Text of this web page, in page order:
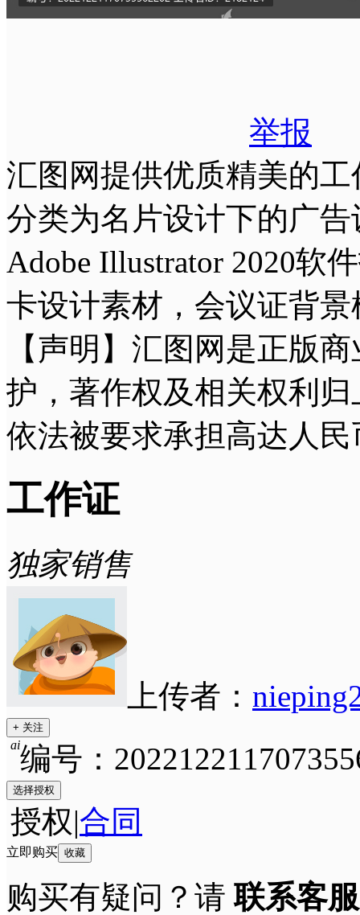
举报
汇图网提供优质精美的
分类为名片设计下的广
Adobe Illustrator 2020软
卡设计素材，会议证背
【声明】汇图网是正版
护，著作权及相关权利
依法被要求承担高达人
工作证
独家销售
上传者：
+ 关注
编号：
ai
选择授权
授权|合同
立即购买 收藏
购买有疑问？请联系客服